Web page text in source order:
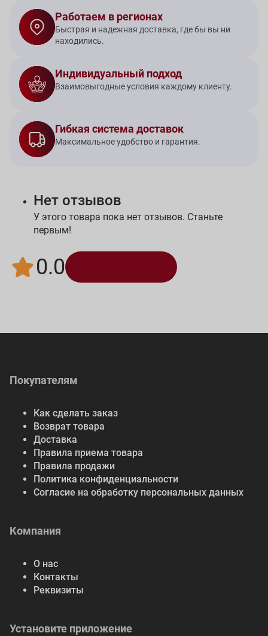
Работаем в регионах
Быстрая и надежная доставка, где бы вы ни
находились.
Индивидуальный подход
Взаимовыгодные условия каждому клиенту.
Гибкая система доставок
Максимальное удобство и гарантия.
Нет отзывов
У этого товара пока нет отзывов. Станьте
первым!
0.0
Покупателям
Как сделать заказ
Возврат товара
Доставка
Правила приема товара
Правила продажи
Политика конфиденциальности
Согласие на обработку персональных данных
Компания
О нас
Контакты
Реквизиты
Установите приложение